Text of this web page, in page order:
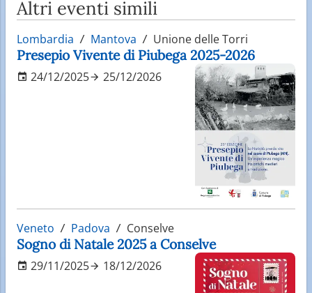
Altri eventi simili
Lombardia Mantova Unione delle Torri
Presepio Vivente di Piubega 2025-2026
24/12/2025 25/12/2026
Veneto Padova Conselve
Sogno di Natale 2025 a Conselve
29/11/2025 18/12/2026